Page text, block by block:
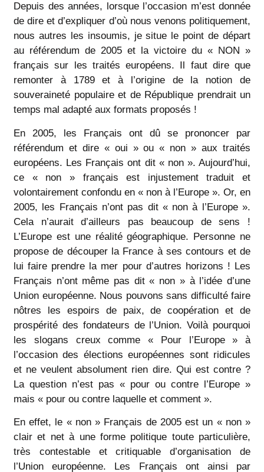
Depuis des années, lorsque l’occasion m’est donnée
de dire et d’expliquer d’où nous venons politiquement,
nous autres les insoumis, je situe le point de départ
au référendum de 2005 et la victoire du « NON »
français sur les traités européens. Il faut dire que
remonter à 1789 et à l’origine de la notion de
souveraineté populaire et de République prendrait un
temps mal adapté aux formats proposés !
En 2005, les Français ont dû se prononcer par
référendum et dire « oui » ou « non » aux traités
européens. Les Français ont dit « non ». Aujourd’hui,
ce « non » français est injustement traduit et
volontairement confondu en « non à l’Europe ». Or, en
2005, les Français n’ont pas dit « non à l’Europe ».
Cela n’aurait d’ailleurs pas beaucoup de sens !
L’Europe est une réalité géographique. Personne ne
propose de découper la France à ses contours et de
lui faire prendre la mer pour d’autres horizons ! Les
Français n’ont même pas dit « non » à l’idée d’une
Union européenne. Nous pouvons sans difficulté faire
nôtres les espoirs de paix, de coopération et de
prospérité des fondateurs de l’Union. Voilà pourquoi
les slogans creux comme « Pour l’Europe » à
l’occasion des élections européennes sont ridicules
et ne veulent absolument rien dire. Qui est contre ?
La question n’est pas « pour ou contre l’Europe »
mais « pour ou contre laquelle et comment ».
En effet, le « non » Français de 2005 est un « non »
clair et net à une forme politique toute particulière,
très contestable et critiquable d’organisation de
l’Union européenne. Les Français ont ainsi par